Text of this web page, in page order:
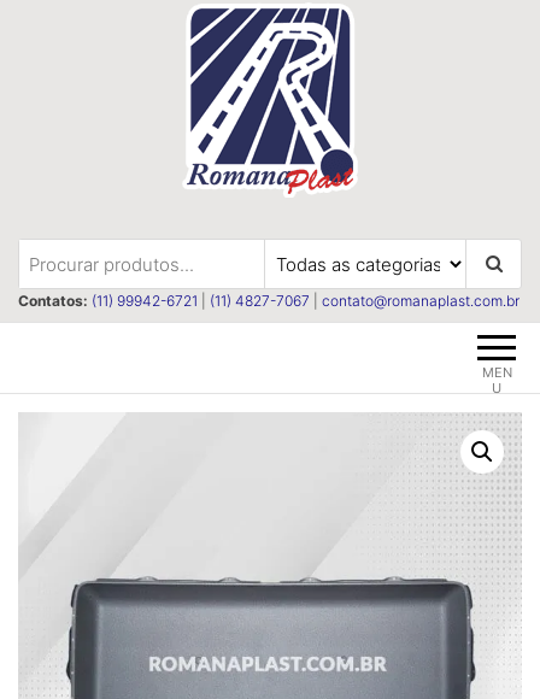
Romanaplast
Revestimentos e isolações
termica e acústica
Contatos: (11) 99942-6721 (11) 4827-7067 contato@romanaplast.com.br
MEN
U